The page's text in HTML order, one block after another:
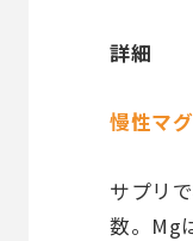
詳細
慢性マ
サプリ
数。Mg